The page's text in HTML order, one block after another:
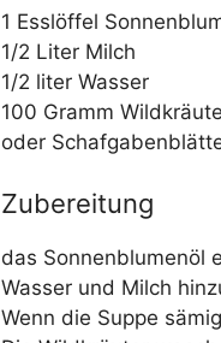
1 Ess­löf­fel
1/​2 Liter Milch
1/​2 liter Wasser
100 Gramm
oder
Zubereitung
das Son­nen­blu­men­öl
Was­ser und Milch
Wenn die Sup­pe